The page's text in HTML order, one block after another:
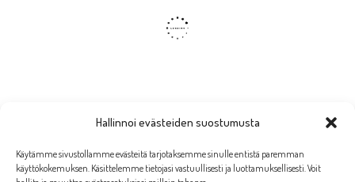
Hallinnoi evästeiden suostumusta
Käytämme sivustollamme evästeitä tarjotaksemme sinulle entistä paremman
käyttökokemuksen. Käsittelemme tietojasi vastuullisesti ja luottamuksellisesti. Voit